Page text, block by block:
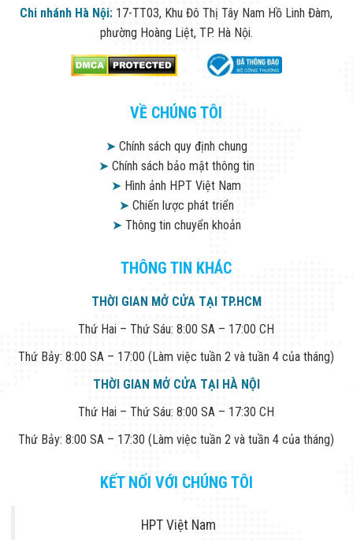
Chi nhánh Hà Nội: 17-TT03, Khu Đô Thị Tây Nam Hồ Linh Đàm,
phường Hoàng Liệt, TP. Hà Nội.
VỀ CHÚNG TÔI
➤Chính sách quy định chung
➤Chính sách bảo mật thông tin
➤ Hình ảnh HPT Việt Nam
➤Chiến lược phát triển
➤Thông tin chuyển khoản
THÔNG TIN KHÁC
THỜI GIAN MỞ CỬA TẠI TP.HCM
Thứ Hai – Thứ Sáu: 8:00 SA – 17:00 CH
Thứ Bảy: 8:00 SA – 17:00 (Làm việc tuần 2 và tuần 4 của tháng)
THỜI GIAN MỞ CỬA TẠI HÀ NỘI
Thứ Hai – Thứ Sáu: 8:00 SA – 17:30 CH
Thứ Bảy: 8:00 SA – 17:30 (Làm việc tuần 2 và tuần 4 của tháng)
KẾT NỐI VỚI CHÚNG TÔI
HPT Việt Nam